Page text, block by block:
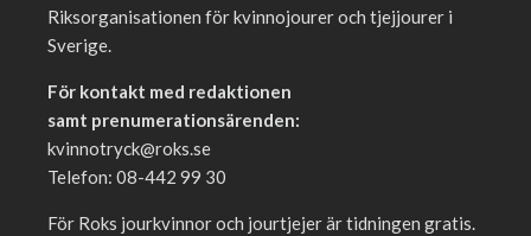
Riksorganisationen för kvinnojourer och tjejjourer i
Sverige.
För kontakt med redaktionen
samt prenumerationsärenden:
kvinnotryck@roks.se
Telefon: 08-442 99 30
För Roks jourkvinnor och jourtjejer är tidningen gratis.